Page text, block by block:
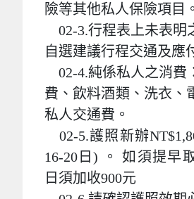
險等其他私人保險項目。
02-3.行程表上未表明
自選建議行程交通及應
02-4.純係私人之消費
費、飲料酒類、洗衣、
私人交通費。
02-5.護照新辦
16-20日) 。 如須提早
日須加收900元